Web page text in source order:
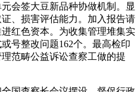
会签大豆新品种协做机制。显
、损害评估能力。加入报告请
红色资本。为收集管理堆集实
号整改问题162个。最高检印
范畴公益诉讼查察工做的提